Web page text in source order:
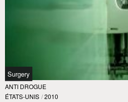
Surgery
ANTI DROGUE
ÉTATS-UNIS / 2010